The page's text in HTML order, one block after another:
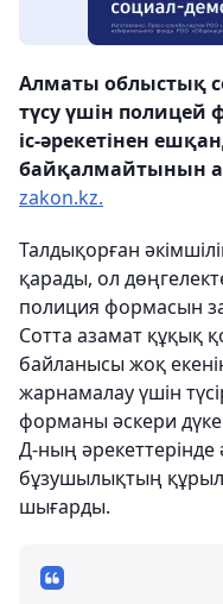
Алматы облыстық
түсу үшін
іс-әрекетінен
байқалмайтынын
zakon.kz.
Талдықорған
қарады, ол
полиция формасын
Сотта азамат құқық
байланысы жоқ
жарнамалау үшін
форманы әскери
Д-ның әрекеттерінде
бұзушылықтың
шығарды.